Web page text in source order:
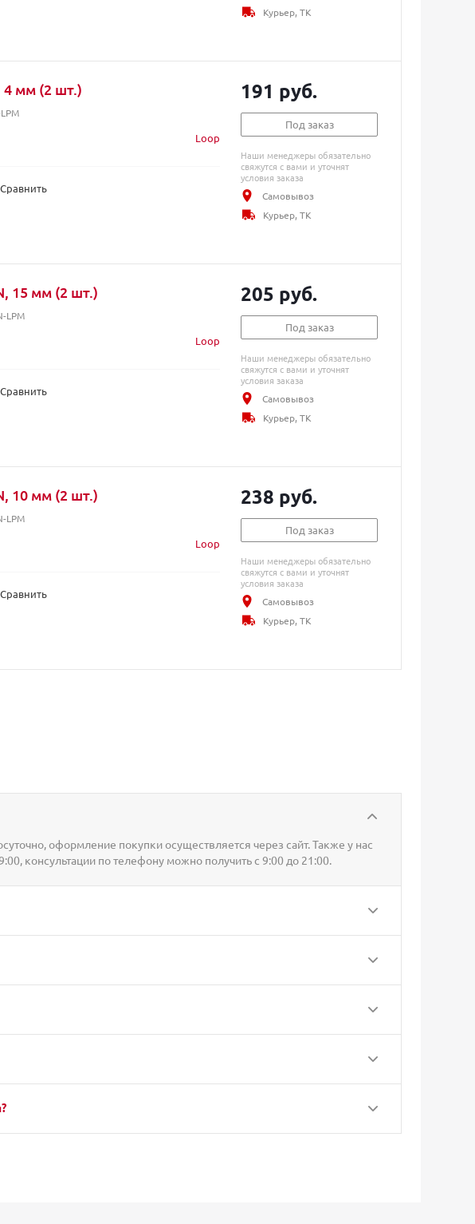
Курьер, ТК
4 мм (2 шт.)
Loop
Сравнить
191 руб.
Под заказ
Наши менеджеры обязательно
свяжутся с вами и уточнят
условия заказа
Самовывоз
Курьер, ТК
15 мм (2 шт.)
LPM
Loop
Сравнить
205 руб.
Под заказ
Наши менеджеры обязательно
свяжутся с вами и уточнят
условия заказа
Самовывоз
Курьер, ТК
10 мм (2 шт.)
LPM
Loop
Сравнить
238 руб.
Под заказ
Наши менеджеры обязательно
свяжутся с вами и уточнят
условия заказа
Самовывоз
Курьер, ТК
оформление покупки осуществляется через сайт. Также у нас
консультации по телефону можно получить с 9:00 до 21:00.